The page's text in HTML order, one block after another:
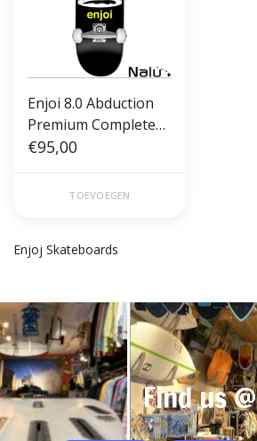
Enjoi 8.0 Abduction
Premium Complete
Skateboard
€95,00
TOEVOEGEN
Enjoj Skateboards
Find us @